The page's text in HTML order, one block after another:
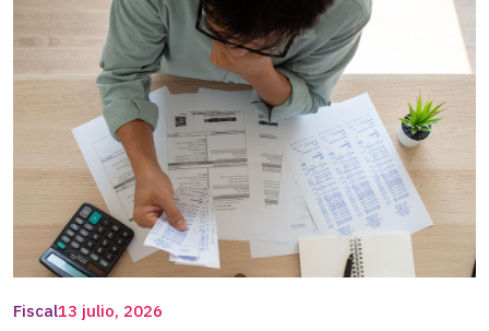
Fiscal13 julio, 2026